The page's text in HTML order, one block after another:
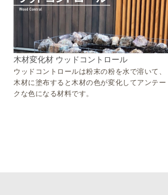
木材変化材 ウッドコントロール
ウッドコントロールは粉末の粉を水で溶いて、
木材に塗布すると木材の色が変化してアンテー
クな色になる材料です。